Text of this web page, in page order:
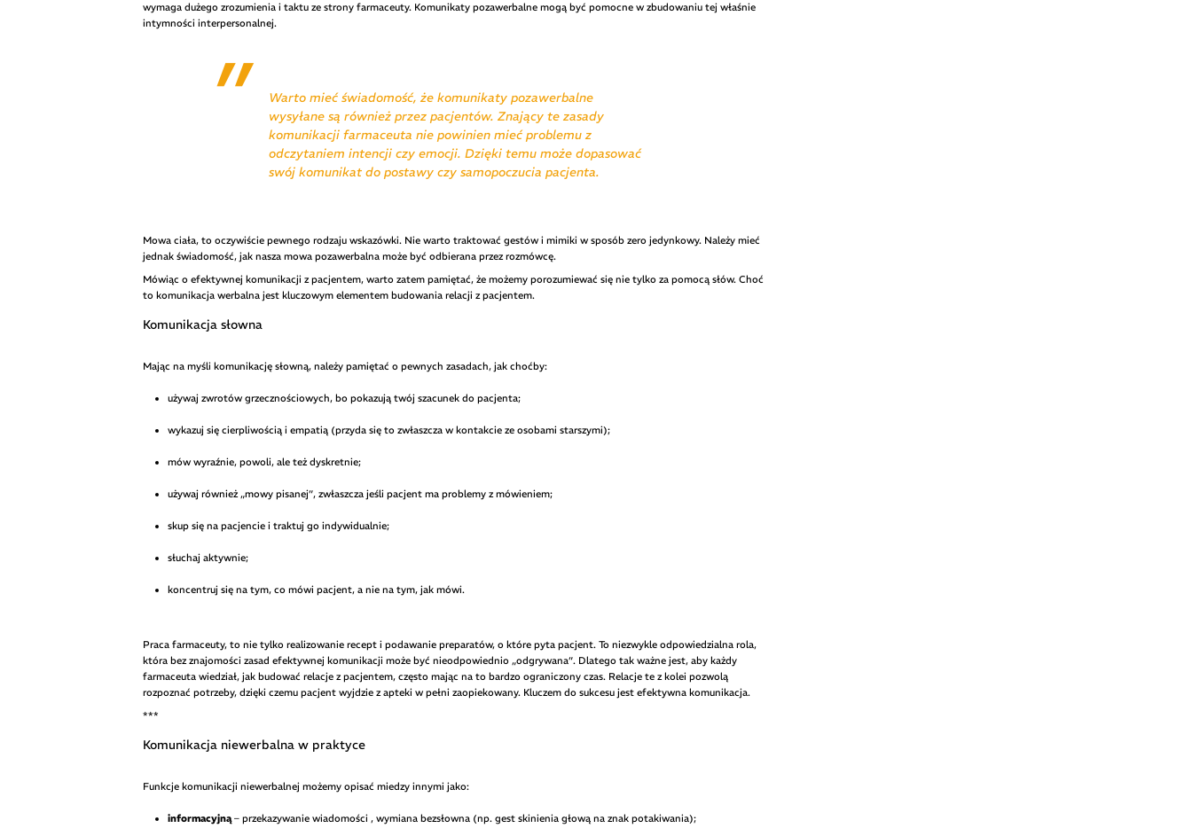
wymaga dużego zrozumienia i taktu ze strony farmaceuty. Komunikaty pozawerbalne mogą być pomocne w zbudowaniu tej właśnie
intymności interpersonalnej.
Warto mieć świadomość, że komunikaty pozawerbalne
wysyłane są również przez pacjentów. Znający te zasady
komunikacji farmaceuta nie powinien mieć problemu z
odczytaniem intencji czy emocji. Dzięki temu może dopasować
swój komunikat do postawy czy samopoczucia pacjenta.
Mowa ciała, to oczywiście pewnego rodzaju wskazówki. Nie warto traktować gestów i mimiki w sposób zero jedynkowy. Należy mieć
jednak świadomość, jak nasza mowa pozawerbalna może być odbierana przez rozmówcę.
Mówiąc o efektywnej komunikacji z pacjentem, warto zatem pamiętać, że możemy porozumiewać się nie tylko za pomocą słów. Choć
to komunikacja werbalna jest kluczowym elementem budowania relacji z pacjentem.
Komunikacja słowna
Mając na myśli komunikację słowną, należy pamiętać o pewnych zasadach, jak choćby:
używaj zwrotów grzecznościowych, bo pokazują twój szacunek do pacjenta;
wykazuj się cierpliwością i empatią (przyda się to zwłaszcza w kontakcie ze osobami starszymi);
mów wyraźnie, powoli, ale też dyskretnie;
używaj również „mowy pisanej”, zwłaszcza jeśli pacjent ma problemy z mówieniem;
skup się na pacjencie i traktuj go indywidualnie;
słuchaj aktywnie;
koncentruj się na tym, co mówi pacjent, a nie na tym, jak mówi.
Praca farmaceuty, to nie tylko realizowanie recept i podawanie preparatów, o które pyta pacjent. To niezwykle odpowiedzialna rola,
która bez znajomości zasad efektywnej komunikacji może być nieodpowiednio „odgrywana”. Dlatego tak ważne jest, aby każdy
farmaceuta wiedział, jak budować relacje z pacjentem, często mając na to bardzo ograniczony czas. Relacje te z kolei pozwolą
rozpoznać potrzeby, dzięki czemu pacjent wyjdzie z apteki w pełni zaopiekowany. Kluczem do sukcesu jest efektywna komunikacja.
***
Komunikacja niewerbalna w praktyce
Funkcje komunikacji niewerbalnej możemy opisać miedzy innymi jako:
informacyjną– przekazywanie wiadomości , wymiana bezsłowna (np. gest skinienia głową na znak potakiwania);